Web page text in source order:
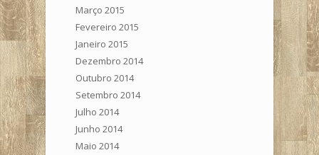
Março 2015
Fevereiro 2015
Janeiro 2015
Dezembro 2014
Outubro 2014
Setembro 2014
Julho 2014
Junho 2014
Maio 2014